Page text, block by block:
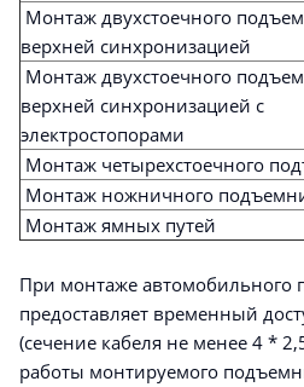
Монтаж двухстоечного
верхней синхронизацией
Монтаж двухстоечного
верхней синхронизацией с
электростопорами
Монтаж четырехстоечного
Монтаж ножничного
Монтаж ямных путей
При монтаже автомобильного
предоставляет временный
(сечение кабеля не менее 4 *
работы монтируемого